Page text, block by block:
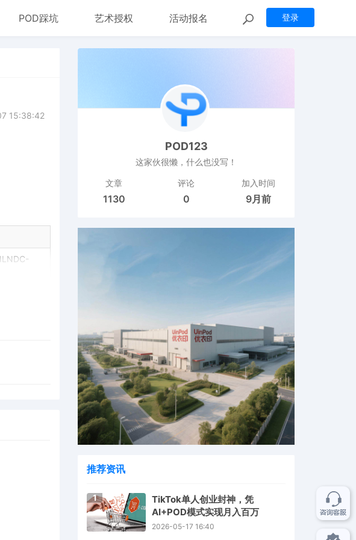
登录
POD踩坑 艺术授权 活动报名
15:38:42
POD123
这家伙很懒，什么也没写！
文章
1130
评论
0
加入时间
9月前
推荐资讯
1
TikTok单人创业封神，凭
AI+POD模式实现月入百万
2026-05-17 16:40